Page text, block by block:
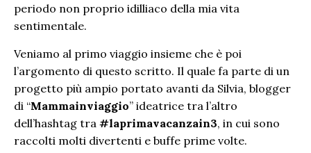
periodo non proprio idilliaco della mia vita
sentimentale.
Veniamo al primo viaggio insieme che è poi
l’argomento di questo scritto. Il quale fa parte di un
progetto più ampio portato avanti da Silvia, blogger
di “Mammainviaggio” ideatrice tra l’altro
dell’hashtag tra #laprimavacanzain3, in cui sono
raccolti molti divertenti e buffe prime volte.